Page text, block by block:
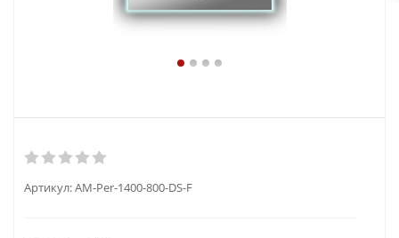
Артикул:AM-Per-1400-800-DS-F